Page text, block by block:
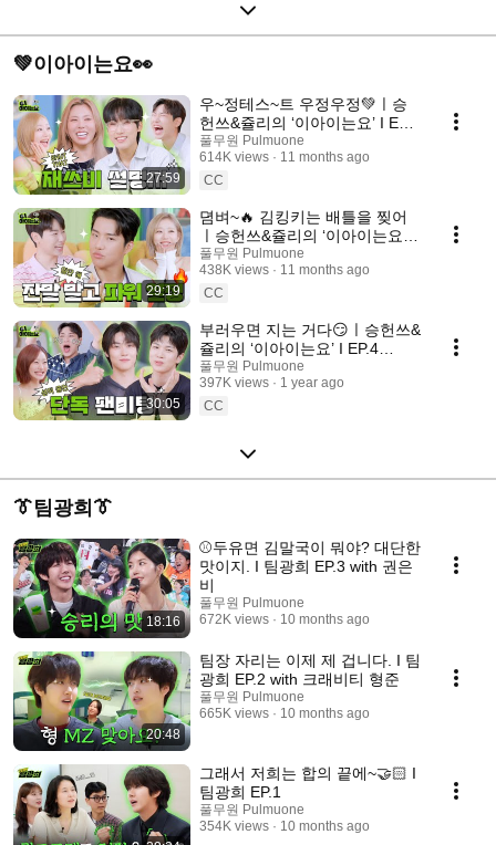
💚이아이는요👀
27:59
우~정테스~트 우정우정💚ㅣ승
헌쓰&쥴리의 ‘이아이는요’ I EP.6
재쓰비
풀무원 Pulmuone
614K views
11 months ago
CC
29:19
뎜벼~🔥 김킹키는 배틀을 찢어
ㅣ승헌쓰&쥴리의 ‘이아이는요’ I
EP.5 킹키
풀무원 Pulmuone
438K views
11 months ago
CC
30:05
부러우면 지는 거다😏ㅣ승헌쓰&
쥴리의 ‘이아이는요’ I EP.4
N.Flying(엔플라잉) 승협&회승
풀무원 Pulmuone
397K views
1 year ago
CC
👔팀광희👔
18:16
⚾️두유면 김말국이 뭐야? 대단한
맛이지. I 팀광희 EP.3 with 권은
비
풀무원 Pulmuone
672K views
10 months ago
20:48
팀장 자리는 이제 제 겁니다. I 팀
광희 EP.2 with 크래비티 형준
풀무원 Pulmuone
665K views
10 months ago
그래서 저희는 합의 끝에~🤝🏻 I
팀광희 EP.1
풀무원 Pulmuone
354K views
10 months ago